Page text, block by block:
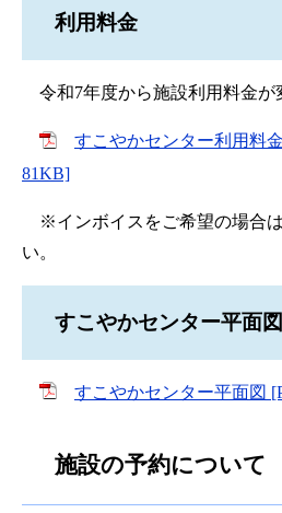
利用料金
令和7年度から施設利用料金が
すこやかセンター利用料
81KB]
※インボイスをご希望の場合
い。
すこやかセンター平面図
すこやかセンター平面図
施設の予約について